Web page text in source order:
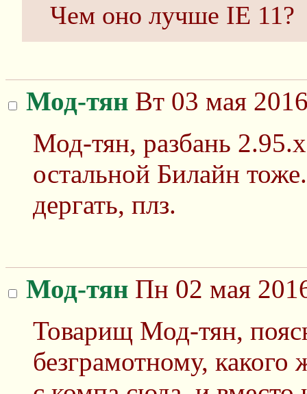
Чем оно лучше IE 11?
Мод-тян Вт 03 мая
Мод-тян, разбань
остальной Билайн
дергать, плз.
Мод-тян Пн 02 мая
Товарищ Мод-тян,
безграмотному, какого